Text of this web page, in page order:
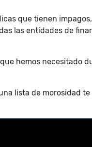
que tienen
las entidades de
hemos necesitado
lista de morosidad